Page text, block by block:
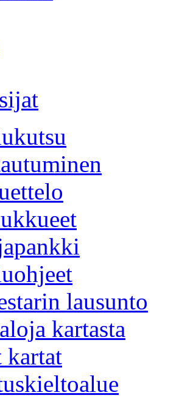
lausunto
kartasta
kartat